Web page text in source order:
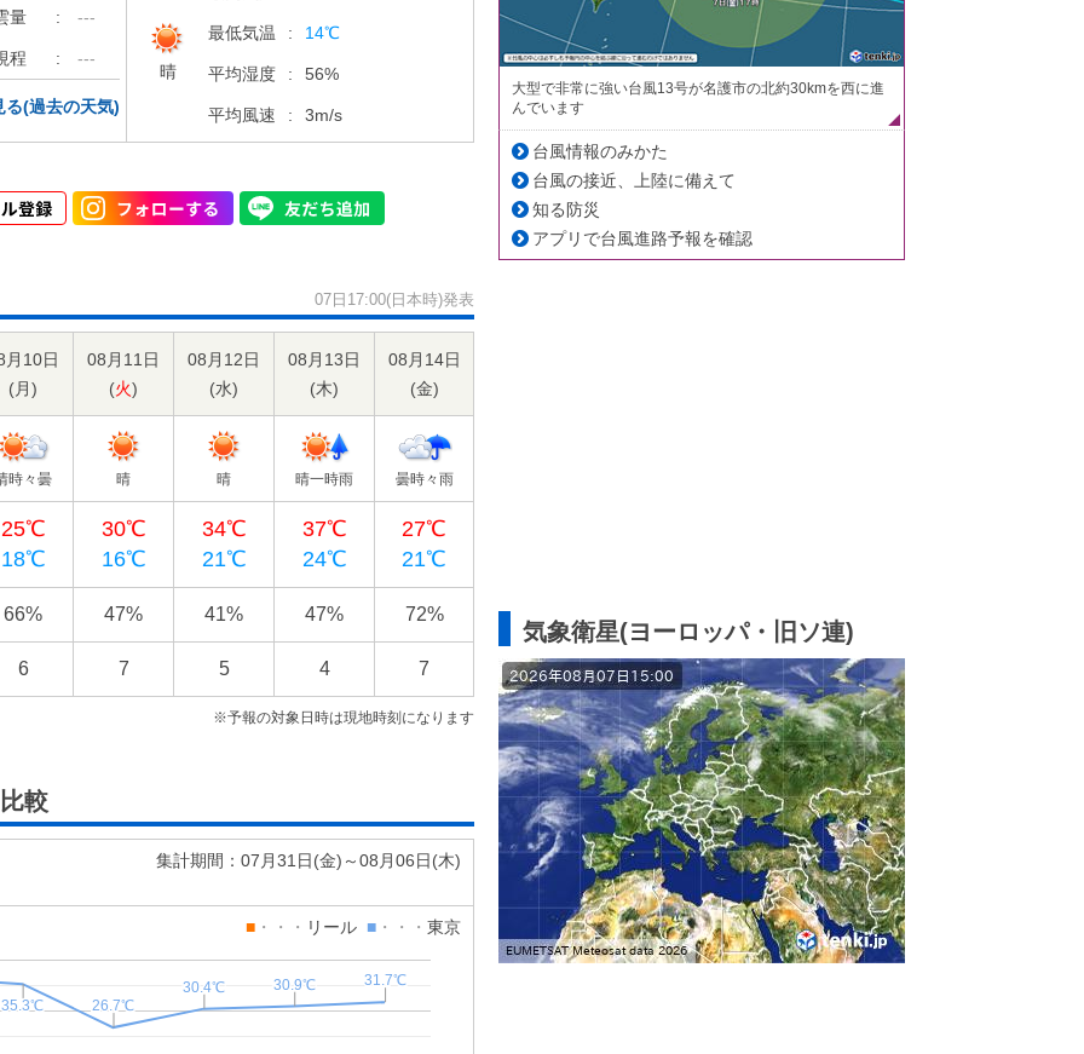
量 : ---
程 : ---
る(過去の天気)
晴
最低気温 : 14℃
平均湿度 : 56%
平均風速 : 3m/s
07日17:00(日本時)発表
月10日
(月)
08月11日
(火)
08月12日
(水)
08月13日
(木)
08月14日
(金)
時々曇 晴 晴 晴一時雨 曇時々雨
25℃
18℃
30℃
16℃
34℃
21℃
37℃
24℃
27℃
21℃
66% 47% 41% 47% 72%
6 7 5 4 7
※予報の対象日時は現地時刻になります
較
集計期間：07月31日(金)～08月06日(木)
■ ・・・ リール ■ ・・・ 東京
35.3℃
35.3℃ 26.7℃
26.7℃
30.4℃
30.4℃ 30.9℃
30.9℃ 31.7℃
31.7℃
大型で非常に強い台風13号が名護市の北約30kmを西に進
んでいます
台風情報のみかた
台風の接近、上陸に備えて
知る防災
アプリで台風進路予報を確認
気象衛星(ヨーロッパ・旧ソ連)